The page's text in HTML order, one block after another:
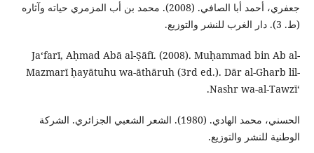
جعفري، أحمد أبا الصافي. (2008). محمد بن أب المزمري حياته وآثاره
(ط. 3). دار الغرب للنشر والتوزيع.
Jaʻfarī, Aḥmad Abā al-Ṣāfī. (2008). Muḥammad bin Ab al-
Mazmarī ḥayātuhu wa-āthāruh (3rd ed.). Dār al-Gharb lil-
Nashr wa-al-Tawzīʻ.
الحسني، محمد الهادي. (1980). الشعر الشعبي الجزائري. الشركة
الوطنية للنشر والتوزيع.